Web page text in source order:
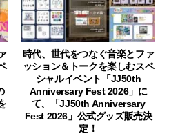
時代、世代をつなぐ音楽とファ
ッション＆トークを楽しむスペ
シャルイベント「JJ50th
Anniversary Fest 2026」に
て、「JJ50th Anniversary
Fest 2026」公式グッズ販売決
定！